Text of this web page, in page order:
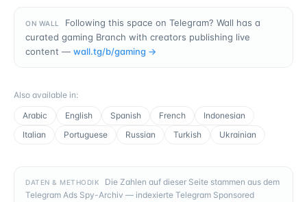
ON WALL
Following this space on Telegram? Wall has a
curated gaming Branch with creators publishing live
content — wall.tg/b/gaming →
Also available in:
Arabic
English Spanish French
Indonesian
Italian
Portuguese Russian Turkish Ukrainian
DATEN & METHODIK
Die Zahlen auf dieser Seite stammen aus dem
Telegram Ads Spy-Archiv — indexierte Telegram Sponsored